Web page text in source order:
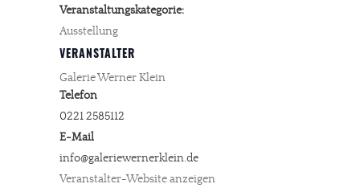
Veranstaltungskategorie:
Ausstellung
VERANSTALTER
Galerie Werner Klein
Telefon
0221 2585112
E-Mail
info@galeriewernerklein.de
Veranstalter-Website anzeigen